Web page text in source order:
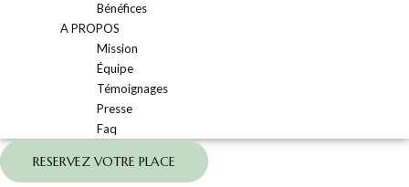
Bénéfices
A PROPOS
Mission
Équipe
Témoignages
Presse
Faq
RESERVEZ VOTRE PLACE